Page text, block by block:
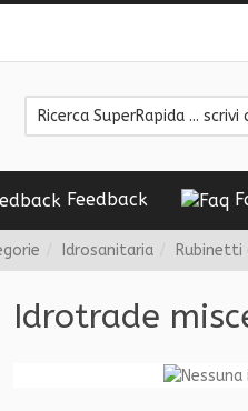
Feedback
Idrosanitaria
Idrotrade